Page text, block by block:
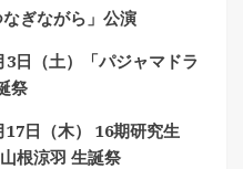
ぎながら」公演
3日（土）「パジャマドラ
祭
17日（木） 16期研究生
根涼羽 生誕祭